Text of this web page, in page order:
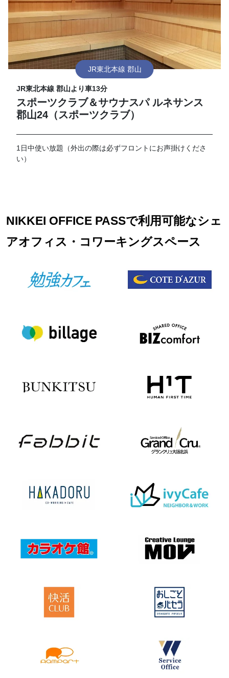
JR東北本線 郡山
JR東北本線 郡山より車13分
スポーツクラブ＆サウナスパ ルネサンス
郡山24（スポーツクラブ）
1日中使い放題（外出の際は必ずフロントにお声掛けくださ
い）
NIKKEI OFFICE PASSで利用可能なシェ
アオフィス・コワーキングスペース